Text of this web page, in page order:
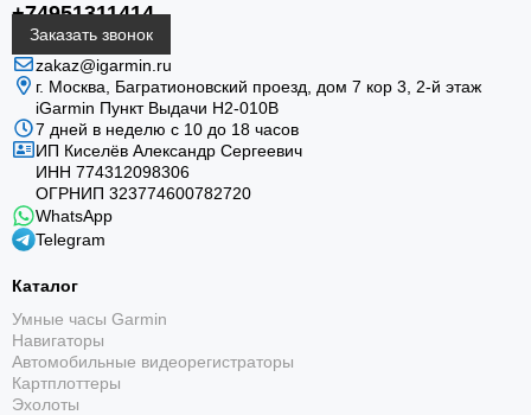
+74951311414
Заказать звонок
zakaz@igarmin.ru
г. Москва, Багратионовский проезд, дом 7 кор 3, 2-й этаж
iGarmin Пункт Выдачи Н2-010В
7 дней в неделю с 10 до 18 часов
ИП Киселёв Александр Сергеевич
ИНН 774312098306
ОГРНИП 323774600782720
WhatsApp
Telegram
Каталог
Умные часы Garmin
Навигаторы
Автомобильные видеорегистраторы
Картплоттеры
Эхолоты